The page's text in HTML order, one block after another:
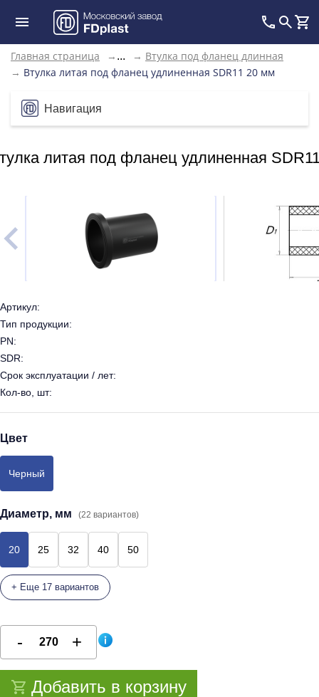
Главная страница → ... → Втулка под фланец длинная
→ Втулка литая под фланец удлиненная SDR11 20 мм
Навигация
литая под фланец удлиненная
Артикул:
Тип продукции:
PN:
SDR:
Срок эксплуатации / лет:
Кол-во, шт:
Цвет
Черный
Диаметр, мм (22 вариантов)
20 25 32 40 50
+ Еще 17 вариантов
Добавить в корзину